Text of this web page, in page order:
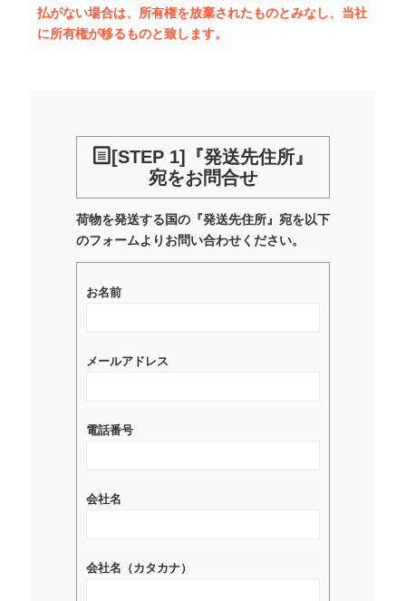
払がない場合は、所有権を放棄されたものとみなし、当社
に所有権が移るものと致します。
[STEP 1]『発送先住所』
宛をお問合せ
荷物を発送する国の『発送先住所』宛を以下
のフォームよりお問い合わせください。
お名前
メールアドレス
電話番号
会社名
会社名（カタカナ）